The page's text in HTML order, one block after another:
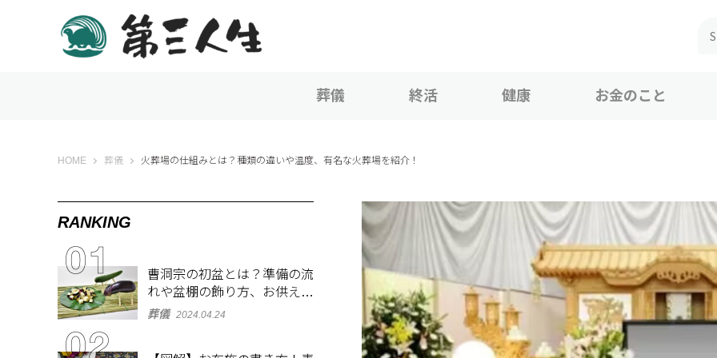
葬儀 終活 健康 お金のこと
HOME 第三人生 〜寄り道の歩き方〜
葬儀 火葬場の仕組みとは？種類の違いや温度、有名な火葬場を紹介！
RANKING
曹洞宗の初盆とは？準備の流
れや盆棚の飾り方、お供え物
を解説
葬儀 2024.04.24